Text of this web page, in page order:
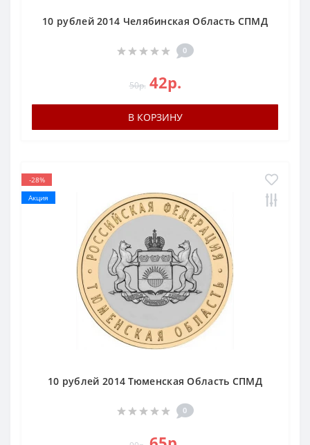
10 рублей 2014 Челябинская Область СПМД
0
50р. 42р.
В КОРЗИНУ
-28%
Акция
10 рублей 2014 Тюменская Область СПМД
0